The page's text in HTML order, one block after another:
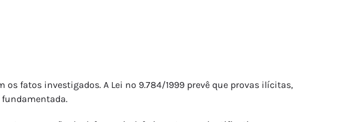
fatos investigados. A Lei nº 9.784/1999 prevê que provas ilícitas,